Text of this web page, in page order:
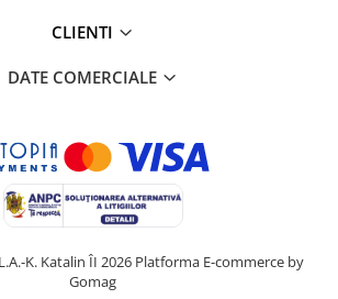
CLIENTI
DATE COMERCIALE
K. Katalin ÎI 2026 Platforma E-commerce by
Gomag